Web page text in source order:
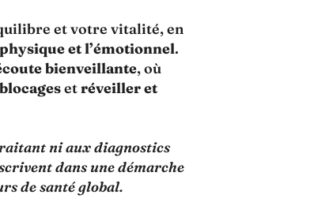
et votre vitalité, en
et l’émotionnel.
bienveillante, où
etréveiller et
ni aux diagnostics
dans une démarche
de santé global.